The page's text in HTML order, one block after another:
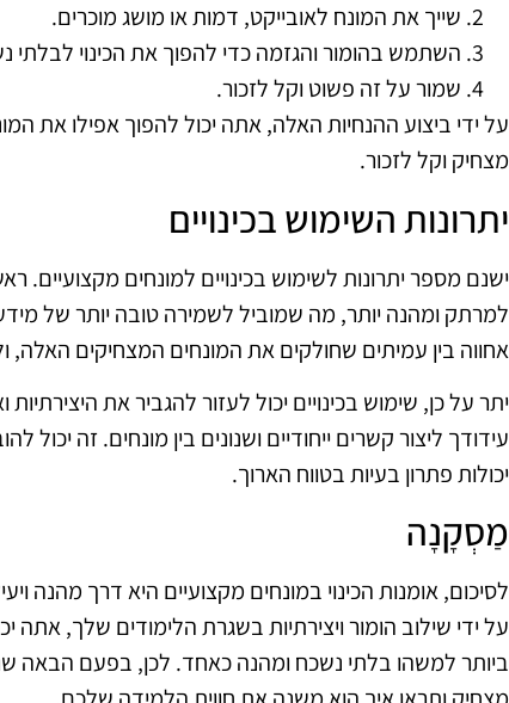
שייך את המונח לאובייקט, דמות או מושג מוכרים.
השתמש בהומור והגזמה כדי להפוך את הכינוי לבלתי
שמור על זה פשוט וקל לזכור.
על ידי ביצוע ההנחיות האלה, אתה יכול להפוך אפילו את
מצחיק וקל לזכור.
יתרונות השימוש בכינויים
ישנם מספר יתרונות לשימוש בכינויים למונחים מקצועיים.
למרתק ומהנה יותר, מה שמוביל לשמירה טובה יותר של
אחווה בין עמיתים שחולקים את המונחים המצחיקים האלה,
יתר על כן, שימוש בכינויים יכול לעזור להגביר את
עידודך ליצור קשרים ייחודיים ושנונים בין מונחים. זה
יכולות פתרון בעיות בטווח הארוך.
מַסְקָנָה
לסיכום, אומנות הכינוי במונחים מקצועיים היא דרך מהנה
על ידי שילוב הומור ויצירתיות בשגרת הלימודים שלך, אתה
ביותר למשהו בלתי נשכח ומהנה כאחד. לכן, בפעם הבאה